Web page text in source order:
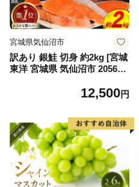
宮城県気仙沼市
訳あり 銀鮭 切身 約2kg [宮城
東洋 宮城県 気仙沼市 205649
格外 不揃い さけ サケ 鮭切身
切り身 魚 わけあり
12,500円